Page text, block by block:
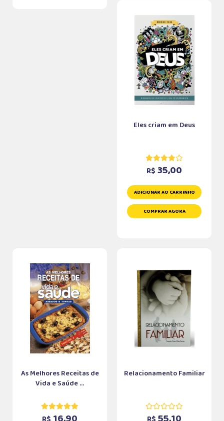
Eles criam em Deus
R$ 35,00
ADICIONAR AO CARRINHO
COMPRAR AGORA
As Melhores Receitas de
Vida e Saúde ...
Relacionamento Familiar